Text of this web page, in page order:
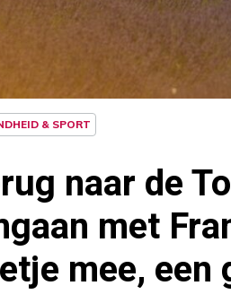
& SPORT
naar de
met
mee, een